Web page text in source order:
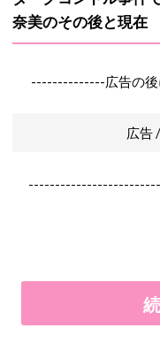
奈美のその後と現在
--------------広告の
広告